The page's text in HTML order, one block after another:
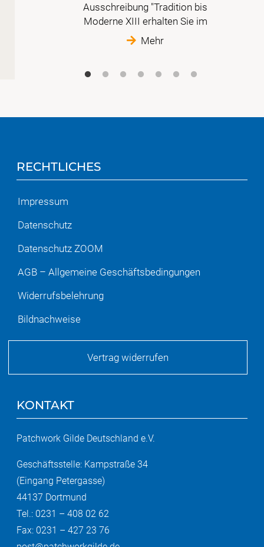
Ausschreibung "Tradition bis
Moderne XIII erhalten Sie im
Mehr
RECHTLICHES
Impressum
Datenschutz
Datenschutz ZOOM
AGB – Allgemeine Geschäftsbedingungen
Widerrufsbelehrung
Bildnachweise
Vertrag widerrufen
KONTAKT
Patchwork Gilde Deutschland e.V.
Geschäftsstelle: Kampstraße 34
(Eingang Petergasse)
44137 Dortmund
Tel.: 0231 – 408 02 62
Fax: 0231 – 427 23 76